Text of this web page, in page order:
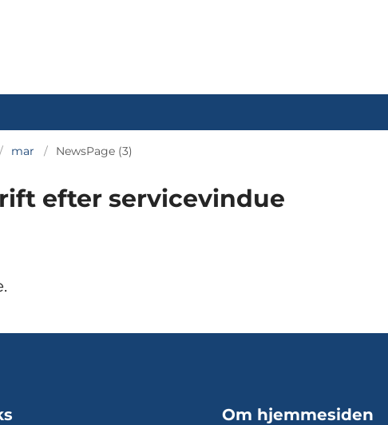
mar NewsPage (3)
efter servicevindue
Om hjemmesiden